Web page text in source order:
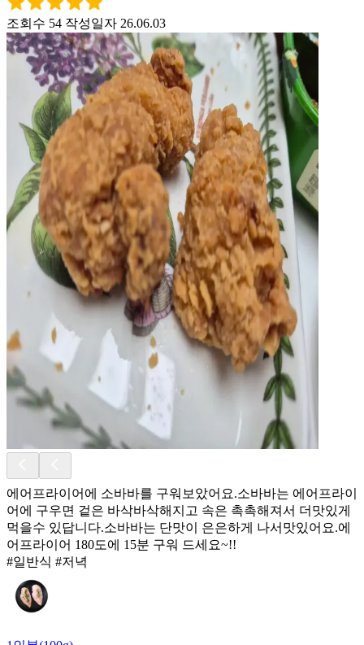
조회수 54 작성일자 26.06.03
에어프라이어에 소바바를 구워보았어요.소바바는 에어프라이
어에 구우면 겉은 바삭바삭해지고 속은 촉촉해져서 더맛있게
먹을수 있답니다.소바바는 단맛이 은은하게 나서맛있어요.에
어프라이어 180도에 15분 구워 드세요~!!
#일반식 #저녁